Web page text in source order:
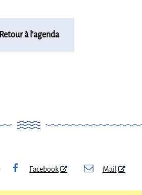
Retour à l'agenda
Facebook Mail